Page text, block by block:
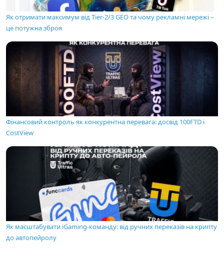
Як отримати максимум від Tier-2/3 GEO та чому рекламні мережі –
це потужна зброя
Фінансовий контроль як конкурентна перевага: досвід 100FTD і
CostView
Як масштабувати iGaming-команду: від ручних переказів на крипту
до автопейролу